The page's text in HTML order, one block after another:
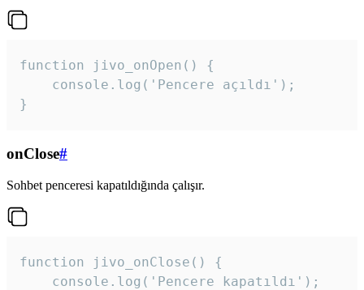
function jivo_onOpen() {
    console.log('Pencere açıldı');
}
onClose#
Sohbet penceresi kapatıldığında çalışır.
function jivo_onClose() {
    console.log('Pencere kapatıldı');